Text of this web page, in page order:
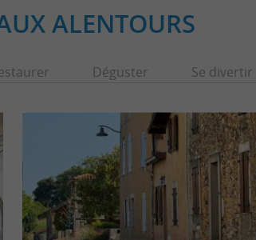
ALENTOURS
Déguster Se divertir